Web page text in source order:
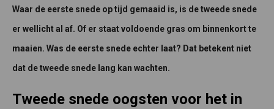
Waar de eerste snede op tijd gemaaid is, is de tweede snede
er wellicht al af. Of er staat voldoende gras om binnenkort te
maaien. Was de eerste snede echter laat? Dat betekent niet
dat de tweede snede lang kan wachten.
Tweede snede oogsten voor het in